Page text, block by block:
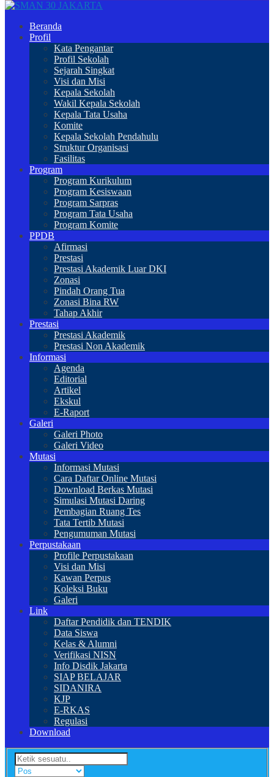
Beranda
Profil
Kata Pengantar
Profil Sekolah
Sejarah Singkat
Visi dan Misi
Kepala Sekolah
Wakil Kepala Sekolah
Kepala Tata Usaha
Komite
Kepala Sekolah Pendahulu
Struktur Organisasi
Fasilitas
Program
Program Kurikulum
Program Kesiswaan
Program Sarpras
Program Tata Usaha
Program Komite
PPDB
Afirmasi
Prestasi
Prestasi Akademik Luar DKI
Zonasi
Pindah Orang Tua
Zonasi Bina RW
Tahap Akhir
Prestasi
Prestasi Akademik
Prestasi Non Akademik
Informasi
Agenda
Editorial
Artikel
Ekskul
E-Raport
Galeri
Galeri Photo
Galeri Video
Mutasi
Informasi Mutasi
Cara Daftar Online Mutasi
Download Berkas Mutasi
Simulasi Mutasi Daring
Pembagian Ruang Tes
Tata Tertib Mutasi
Pengumuman Mutasi
Perpustakaan
Profile Perpustakaan
Visi dan Misi
Kawan Perpus
Koleksi Buku
Galeri
Link
Daftar Pendidik dan TENDIK
Data Siswa
Kelas & Alumni
Verifikasi NISN
Info Disdik Jakarta
SIAP BELAJAR
SIDANIRA
KJP
E-RKAS
Regulasi
Download